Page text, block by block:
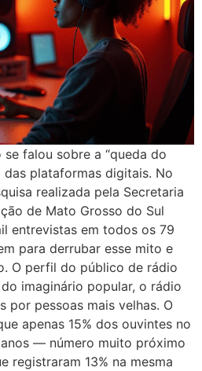
falou sobre a “queda do
plataformas digitais. No
realizada pela Secretaria
de Mato Grosso do Sul
entrevistas em todos os 79
para derrubar esse mito e
O perfil do público de rádio
imaginário popular, o rádio
por pessoas mais velhas. O
apenas 15% dos ouvintes no
— número muito próximo
registraram 13% na mesma